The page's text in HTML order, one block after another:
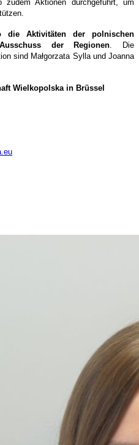
zudem Aktionen durchgeführt, um
die Aktivitäten der polnischen
Ausschuss der Regionen . Die
sind Małgorzata Sylla und Joanna
Wielkopolska in Brüssel